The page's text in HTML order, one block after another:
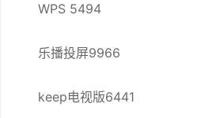
WPS 5494
乐播投屏9966
keep电视版6441